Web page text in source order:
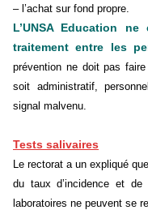
– l’achat sur fond propre.
L’UNSA Education
traitement entre les
prévention ne doit pas faire
soit administratif,
signal malvenu.
Tests salivaires
Le rectorat a un expliqué
du taux d’incidence et de
laboratoires ne peuvent se